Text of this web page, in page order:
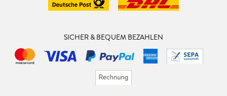
SICHER & BEQUEM BEZAHLEN